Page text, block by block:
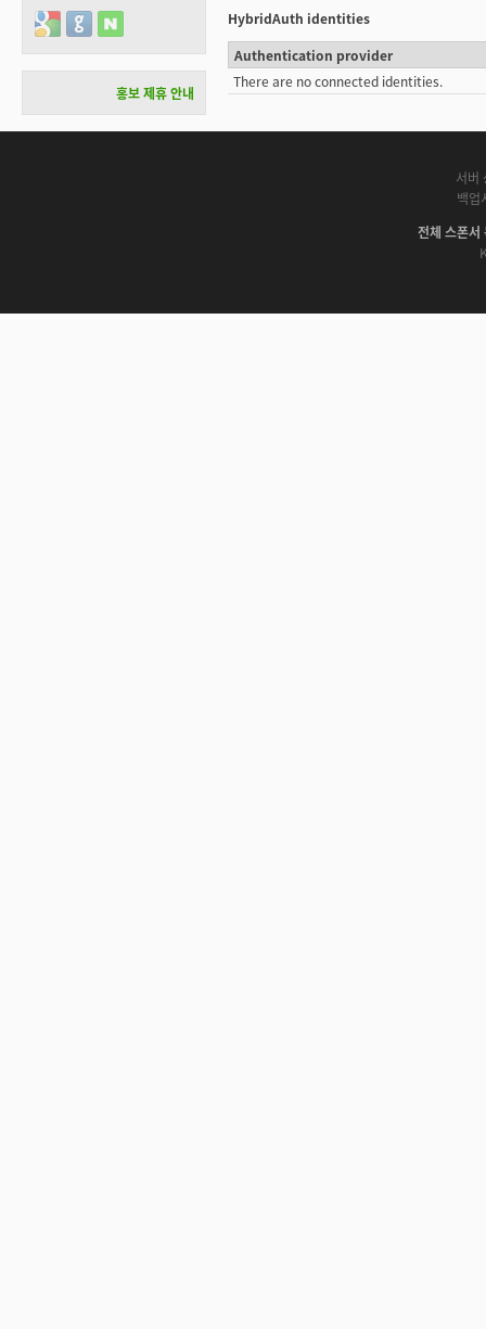
HybridAuth identities
Authentication provider
There are no connected identities.
Login with Google
Login with GitHub
Login with Naver
홍보 제휴 안내
서버
백업
전체 스폰서